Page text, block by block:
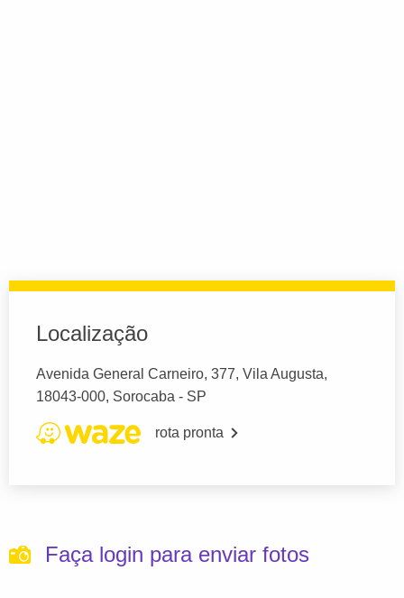
Localização
Avenida General Carneiro, 377, Vila Augusta,
18043-000, Sorocaba - SP
rota pronta
Faça login para enviar fotos